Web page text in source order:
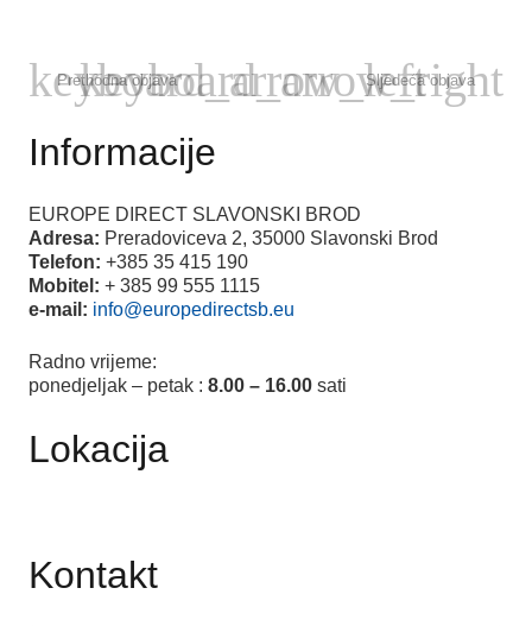
Prethodna objava Sljedeća objava
Informacije
EUROPE DIRECT SLAVONSKI BROD
Adresa: Preradoviceva 2, 35000 Slavonski Brod
Telefon: +385 35 415 190
Mobitel: + 385 99 555 1115
e-mail: info@europedirectsb.eu
Radno vrijeme:
ponedjeljak – petak : 8.00 – 16.00 sati
Lokacija
Kontakt